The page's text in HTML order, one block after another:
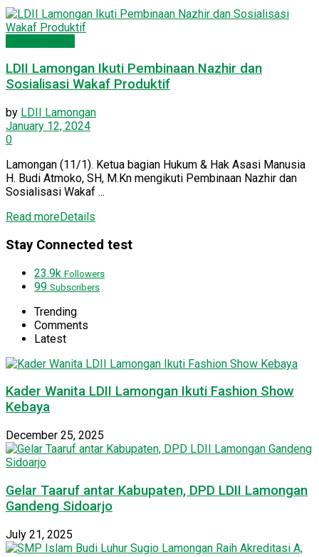
LDII Lamongan Ikuti Pembinaan Nazhir dan
Sosialisasi Wakaf Produktif
by LDII Lamongan
January 12, 2024
0
Lamongan (11/1). Ketua bagian Hukum & Hak Asasi Manusia
H. Budi Atmoko, SH, M.Kn mengikuti Pembinaan Nazhir dan
Sosialisasi Wakaf ...
Read moreDetails
Stay Connected test
23.9k Followers
99 Subscribers
Trending
Comments
Latest
Kader Wanita LDII Lamongan Ikuti Fashion Show
Kebaya
December 25, 2025
Gelar Taaruf antar Kabupaten, DPD LDII Lamongan
Gandeng Sidoarjo
July 21, 2025